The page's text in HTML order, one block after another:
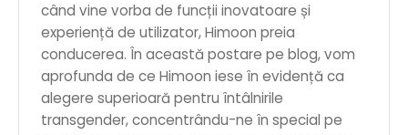
când vine vorba de funcții inovatoare și
experiență de utilizator, Himoon preia
conducerea. În această postare pe blog, vom
aprofunda de ce Himoon iese în evidență ca
alegere superioară pentru întâlnirile
transgender, concentrându-ne în special pe